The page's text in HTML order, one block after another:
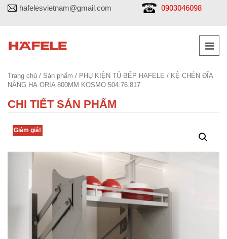
hafelesvietnam@gmail.com 0903046098
Trang chủ / Sản phẩm / PHỤ KIỆN TỦ BẾP HAFELE / KỆ CHÉN ĐĨA
NÂNG HẠ ORIA 800MM KOSMO 504.76.817
CHI TIẾT SẢN PHẨM
Giảm giá!